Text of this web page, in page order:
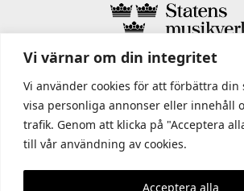
Vi värnar om din integritet
Vi använder cookies för att förbättra din
visa personliga annonser eller innehåll
trafik. Genom att klicka på "Acceptera
till vår användning av cookies.
Acceptera alla
I STATENS MUSIKVERK